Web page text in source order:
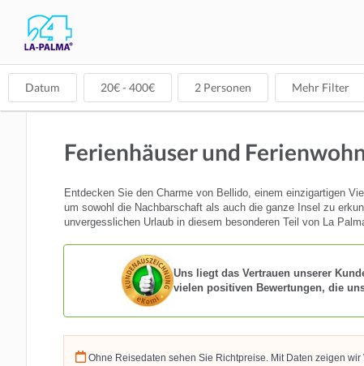
Datum 20€ - 400€ 2 Personen Mehr Filter
Ferienhäuser und
Entdecken Sie den Charme von Bellido, einem einzigartigen
um sowohl die Nachbarschaft als auch die ganze Insel zu
unvergesslichen Urlaub in diesem besonderen Teil von La
Uns liegt das Vertrauen unserer
vielen positiven Bewertungen, die
Ohne Reisedaten sehen Sie Richtpreise. Mit Daten zeigen